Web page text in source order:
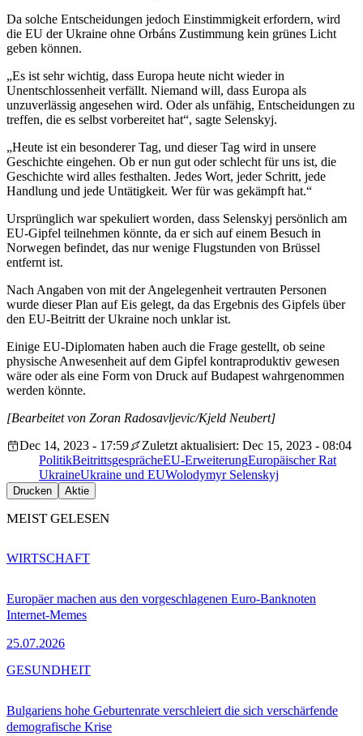
Da solche Entscheidungen jedoch Einstimmigkeit erfordern, wird
die EU der Ukraine ohne Orbáns Zustimmung kein grünes Licht
geben können.
„Es ist sehr wichtig, dass Europa heute nicht wieder in
Unentschlossenheit verfällt. Niemand will, dass Europa als
unzuverlässig angesehen wird. Oder als unfähig, Entscheidungen zu
treffen, die es selbst vorbereitet hat“, sagte Selenskyj.
„Heute ist ein besonderer Tag, und dieser Tag wird in unsere
Geschichte eingehen. Ob er nun gut oder schlecht für uns ist, die
Geschichte wird alles festhalten. Jedes Wort, jeder Schritt, jede
Handlung und jede Untätigkeit. Wer für was gekämpft hat.“
Ursprünglich war spekuliert worden, dass Selenskyj persönlich am
EU-Gipfel teilnehmen könnte, da er sich auf einem Besuch in
Norwegen befindet, das nur wenige Flugstunden von Brüssel
entfernt ist.
Nach Angaben von mit der Angelegenheit vertrauten Personen
wurde dieser Plan auf Eis gelegt, da das Ergebnis des Gipfels über
den EU-Beitritt der Ukraine noch unklar ist.
Einige EU-Diplomaten haben auch die Frage gestellt, ob seine
physische Anwesenheit auf dem Gipfel kontraproduktiv gewesen
wäre oder als eine Form von Druck auf Budapest wahrgenommen
werden könnte.
[Bearbeitet von Zoran Radosavljevic/Kjeld Neubert]
Dec 14, 2023 - 17:59
Zuletzt aktualisiert: Dec 15, 2023 - 08:04
PolitikBeitrittsgesprächeEU-ErweiterungEuropäischer Rat
UkraineUkraine und EUWolodymyr Selenskyj
Drucken Aktie
MEIST GELESEN
Europäer machen aus den vorgeschlagenen Euro-Banknoten
Internet-Memes
25.07.2026
WIRTSCHAFT
Bulgariens hohe Geburtenrate verschleiert die sich verschärfende
demografische Krise
GESUNDHEIT